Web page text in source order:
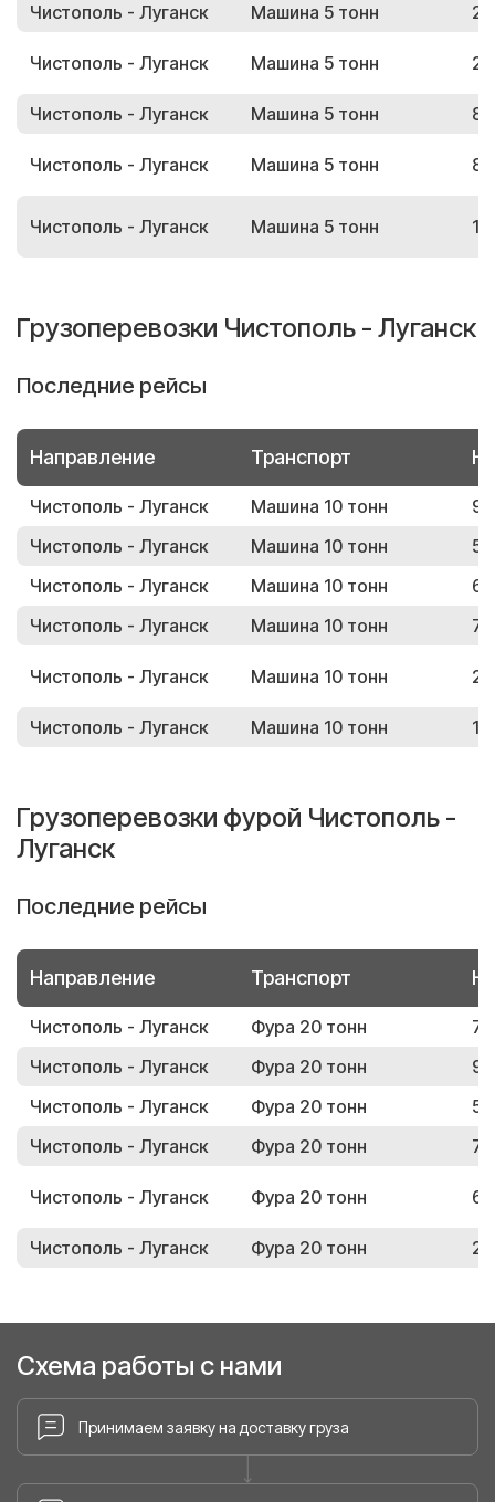
Чистополь - Луганск
Машина 5 тонн
Чистополь - Луганск Машина 5 тонн
Чистополь - Луганск Машина 5 тонн
Чистополь - Луганск Машина 5 тонн
Чистополь - Луганск Машина 5 тонн
Грузоперевозки Чистополь - Луганск
Последние рейсы
Направление Транспорт
Чистополь - Луганск Машина 10 тонн
Чистополь - Луганск
Машина 10 тонн
Чистополь - Луганск
Машина 10 тонн
Чистополь - Луганск
Машина 10 тонн
Чистополь - Луганск Машина 10 тонн
Чистополь - Луганск Машина 10 тонн
Грузоперевозки фурой Чистополь -
Луганск
Последние рейсы
Направление Транспорт
Чистополь - Луганск Фура 20 тонн
Чистополь - Луганск
Фура 20 тонн
Чистополь - Луганск
Фура 20 тонн
Чистополь - Луганск
Фура 20 тонн
Чистополь - Луганск Фура 20 тонн
Чистополь - Луганск Фура 20 тонн
Схема работы с нами
Принимаем заявку на доставку груза